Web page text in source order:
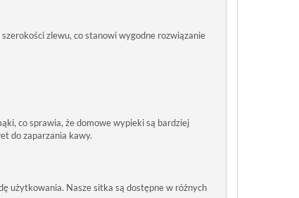
zlewu, co stanowi wygodne rozwiązanie
co sprawia, że domowe wypieki są bardziej
do zaparzania kawy.
użytkowania. Nasze sitka są dostępne w różnych